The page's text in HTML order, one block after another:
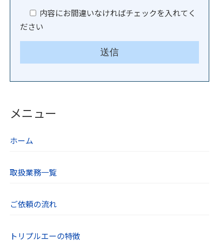
内容にお間違いなければチェックを入れてく
ださい
メニュー
ホーム
取扱業務一覧
ご依頼の流れ
トリプルエーの特徴